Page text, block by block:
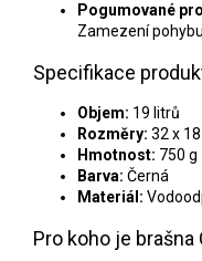
Pogumované
Zamezení
Specifikace
Objem: 19 litrů
Rozměry: 32 x
Hmotnost: 750 g
Barva: Černá
Materiál:
Pro koho je brašna